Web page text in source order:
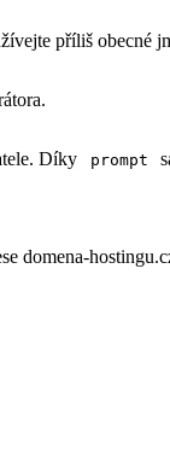
příliš obecné
Díky prompt
domena-